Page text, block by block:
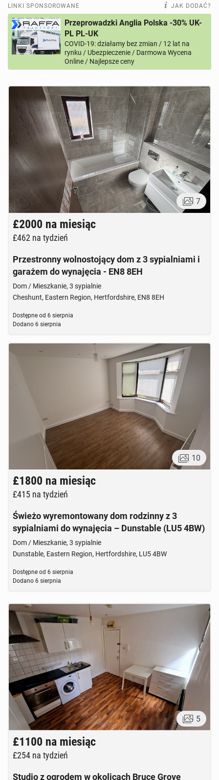
LINKI SPONSOROWANE JAK DODAĆ?
Przeprowadzki Anglia Polska -30% UK-
PL PL-UK
COVID-19: działamy bez zmian / 12 lat na
rynku / Ubezpieczenie / Darmowa Wycena
Online / Najlepsze ceny
7
£2000 na miesiąc
£462 na tydzień
Przestronny wolnostojący dom z 3 sypialniami i
garażem do wynajęcia - EN8 8EH
Dom / Mieszkanie, 3 sypialnie
Cheshunt, Eastern Region, Hertfordshire, EN8 8EH
Dostępne od 6 sierpnia
Dodano 6 sierpnia
10
£1800 na miesiąc
£415 na tydzień
Świeżo wyremontowany dom rodzinny z 3
sypialniami do wynajęcia – Dunstable (LU5 4BW)
Dom / Mieszkanie, 3 sypialnie
Dunstable, Eastern Region, Hertfordshire, LU5 4BW
Dostępne od 6 sierpnia
Dodano 6 sierpnia
5
£1100 na miesiąc
£254 na tydzień
Studio z ogrodem w okolicach Bruce Grove